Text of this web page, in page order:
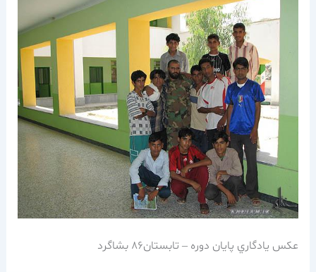
عكس يادگاري پايان دوره – تابستان86 بشاگرد